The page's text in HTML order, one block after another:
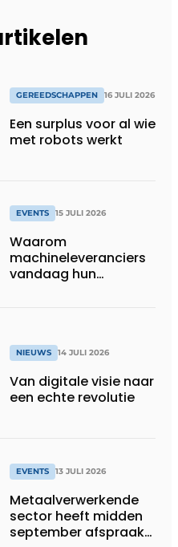
GEREEDSCHAPPEN 16 JULI 2026
Een surplus voor al wie
met robots werkt
EVENTS 15 JULI 2026
Waarom
machineleveranciers
vandaag hun
NIEUWS 14 JULI 2026
Van digitale visie naar
een echte revolutie
EVENTS 13 JULI 2026
Metaalverwerkende
sector heeft midden
september afspraak